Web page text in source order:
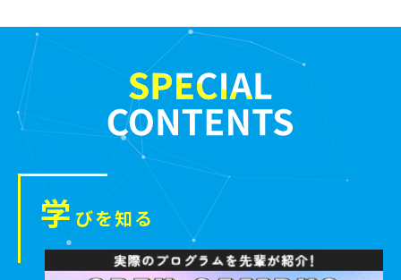
学 びを知る